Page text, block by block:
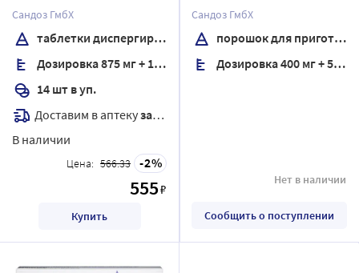
диспергируемые
Сандоз ГмбХ
таблетки диспергируемые
Дозировка 875 мг + 125 мг
14 шт в уп.
Доставим в аптекузавтра
В наличии
Цена: 566.33 2
555₽
Купить
для приготовления
суспензии для приема
внутрь 11 гр
комплектность пипетка
Сандоз ГмбХ
порошок для приготовления суспензии для приема внутрь
Дозировка 400 мг + 57 мг/5 мл
Нет в наличии
Сообщить о поступлении